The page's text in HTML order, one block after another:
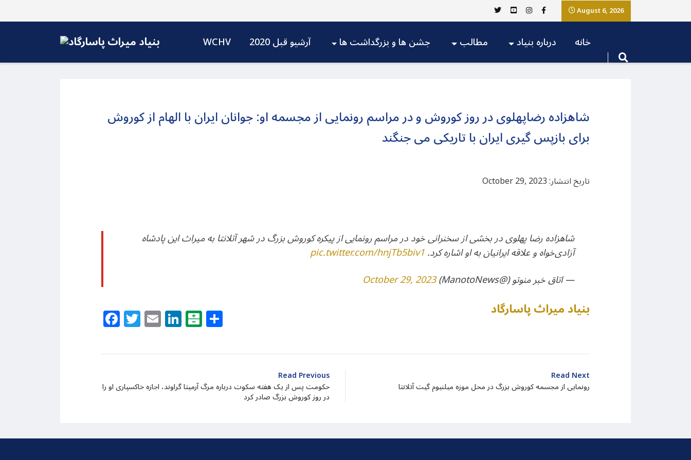
August 6, 2026
WCHV آرشیو قبل 2020 جشن ها و بزرگداشت ها مطالب درباره بنیاد خانه
شاهزاده رضاپهلوی در روز کوروش و در مراسم رونمایی از مجسمه او:‌ جوانان ایران با الهام از کوروش
برای بازپس گیری ایران با تاریکی می جنگند
تاریخ انتشار: October 29, 2023
شاهزاده رضا پهلوی در بخشی از سخنرانی خود در مراسم رونمایی از پیکره کوروش بزرگ در شهر آتلانتا به میراث این پادشاه
آزادی‌خواه و علاقه ایرانیان به او اشاره کرد.pic.twitter.com/hnjTb5biv1
— اتاق خبر منوتو (@ManotoNews)
October 29, 2023
Facebook
Twitter
EmailLinkedIn
Balatarin بنیاد میراث پاسارگاد
Read Previous
حکومت پس از یک هفته سکوت درباره مرگ آرمیتا گراوند، اجازه خاکسپاری او را
در روز کوروش بزرگ صادر کرد
Read Next
رونمایی از مجسمه کوروش بزرگ در محل موزه میلنیوم گیت آتلانتا